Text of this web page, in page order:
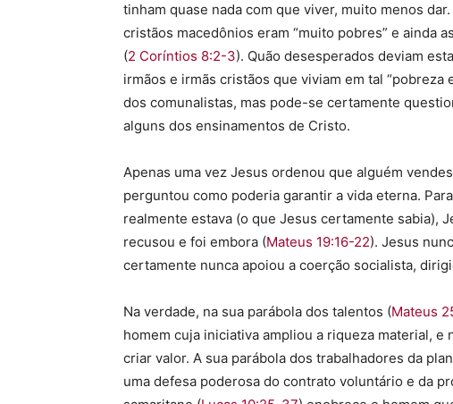
tinham quase nada com que viver, muito menos
cristãos macedônios eram “muito pobres” e ainda
(2 Coríntios 8:2-3). Quão desesperados deviam
irmãos e irmãs cristãos que viviam em tal
dos comunalistas, mas pode-se certamente
alguns dos ensinamentos de Cristo.
Apenas uma vez Jesus ordenou que alguém
perguntou como poderia garantir a vida eterna.
realmente estava (o que Jesus certamente sabia),
recusou e foi embora (Mateus 19:16-22). Jesus
certamente nunca apoiou a coerção socialista,
Na verdade, na sua parábola dos talentos (Mateus
homem cuja iniciativa ampliou a riqueza material,
criar valor. A sua parábola dos trabalhadores da
uma defesa poderosa do contrato voluntário e da